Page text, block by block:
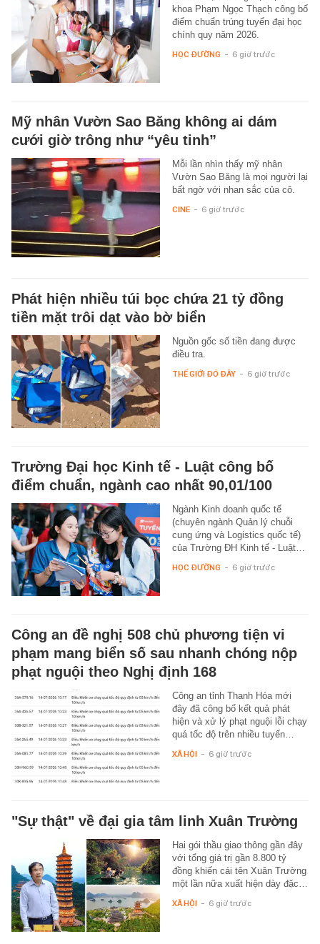
khoa Phạm Ngọc Thạch công bố
điểm chuẩn trúng tuyển đại học
chính quy năm 2026.
HỌC ĐƯỜNG - 6 giờ trước
Mỹ nhân Vườn Sao Băng không ai dám
cưới giờ trông như “yêu tinh”
Mỗi lần nhìn thấy mỹ nhân
Vườn Sao Băng là mọi người lại
bất ngờ với nhan sắc của cô.
CINE - 6 giờ trước
Phát hiện nhiều túi bọc chứa 21 tỷ đồng
tiền mặt trôi dạt vào bờ biển
Nguồn gốc số tiền đang được
điều tra.
THẾ GIỚI ĐÓ ĐÂY - 6 giờ trước
Trường Đại học Kinh tế - Luật công bố
điểm chuẩn, ngành cao nhất 90,01/100
Ngành Kinh doanh quốc tế
(chuyên ngành Quản lý chuỗi
cung ứng và Logistics quốc tế)
của Trường ĐH Kinh tế - Luật…
HỌC ĐƯỜNG - 6 giờ trước
Công an đề nghị 508 chủ phương tiện vi
phạm mang biển số sau nhanh chóng nộp
phạt nguội theo Nghị định 168
Công an tỉnh Thanh Hóa mới
đây đã công bố kết quả phát
hiện và xử lý phạt nguội lỗi chạy
quá tốc độ trên nhiều tuyến…
XÃ HỘI - 6 giờ trước
"Sự thật" về đại gia tâm linh Xuân Trường
Hai gói thầu giao thông gần đây
với tổng giá trị gần 8.800 tỷ
đồng khiến cái tên Xuân Trường
một lần nữa xuất hiện dày đặc…
XÃ HỘI - 6 giờ trước